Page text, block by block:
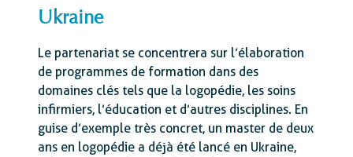
Ukraine
Le partenariat se concentrera sur l’élaboration
de programmes de formation dans des
domaines clés tels que la logopédie, les soins
infirmiers, l’éducation et d’autres disciplines. En
guise d’exemple très concret, un master de deux
ans en logopédie a déjà été lancé en Ukraine,